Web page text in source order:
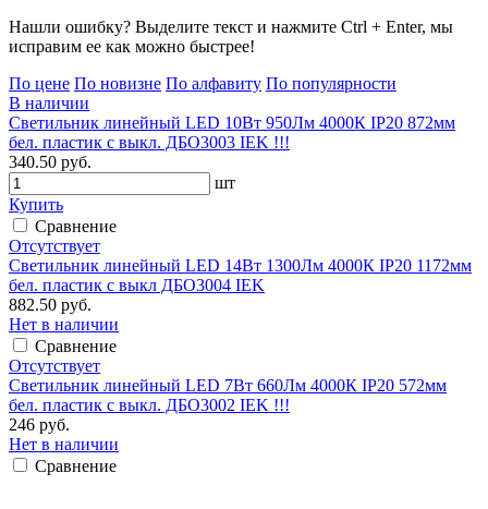
Нашли ошибку? Выделите текст и нажмите Ctrl + Enter, мы
исправим ее как можно быстрее!
По цене По новизне По алфавиту По популярности
В наличии
Светильник линейный LED 10Вт 950Лм 4000К IP20 872мм
бел. пластик с выкл. ДБО3003 IEK !!!
340.50 руб.
шт
Купить
Сравнение
Отсутствует
Светильник линейный LED 14Вт 1300Лм 4000К IP20 1172мм
бел. пластик с выкл ДБО3004 IEK
882.50 руб.
Нет в наличии
Сравнение
Отсутствует
Светильник линейный LED 7Вт 660Лм 4000К IP20 572мм
бел. пластик с выкл. ДБО3002 IEK !!!
246 руб.
Нет в наличии
Сравнение